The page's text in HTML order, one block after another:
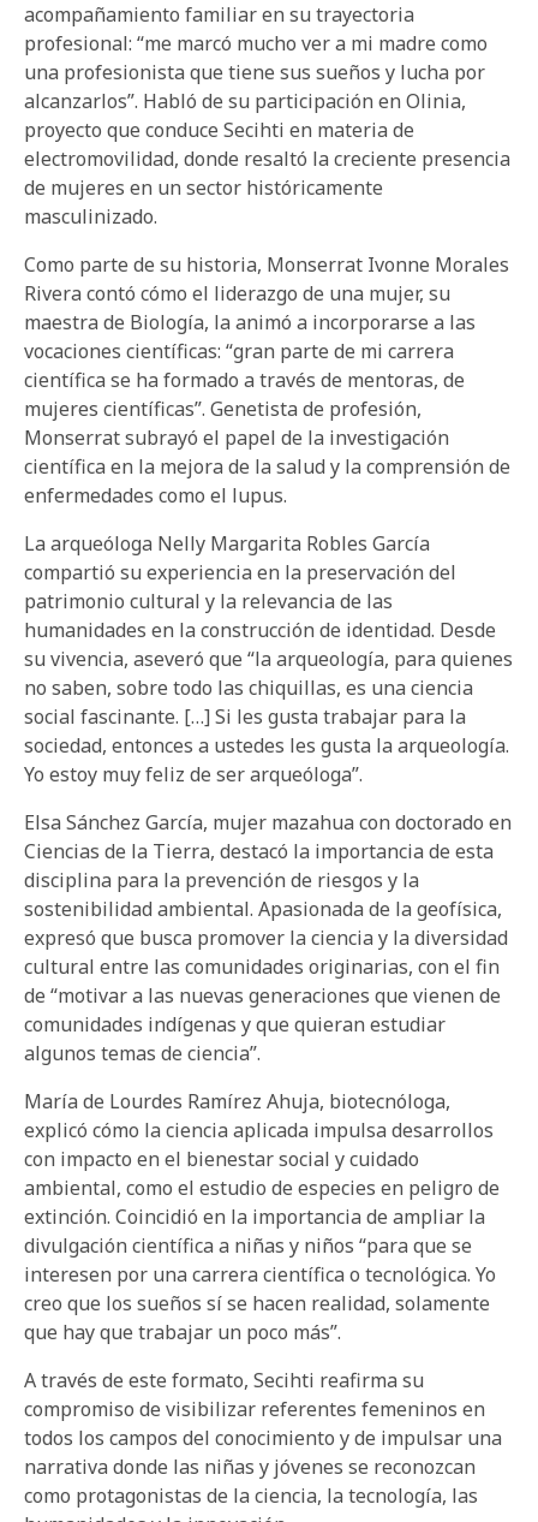
acompañamiento familiar en su trayectoria
profesional: “me marcó mucho ver a mi madre como
una profesionista que tiene sus sueños y lucha por
alcanzarlos”. Habló de su participación en Olinia,
proyecto que conduce Secihti en materia de
electromovilidad, donde resaltó la creciente presencia
de mujeres en un sector históricamente
masculinizado.
Como parte de su historia, Monserrat Ivonne Morales
Rivera contó cómo el liderazgo de una mujer, su
maestra de Biología, la animó a incorporarse a las
vocaciones científicas: “gran parte de mi carrera
científica se ha formado a través de mentoras, de
mujeres científicas”. Genetista de profesión,
Monserrat subrayó el papel de la investigación
científica en la mejora de la salud y la comprensión de
enfermedades como el lupus.
La arqueóloga Nelly Margarita Robles García
compartió su experiencia en la preservación del
patrimonio cultural y la relevancia de las
humanidades en la construcción de identidad. Desde
su vivencia, aseveró que “la arqueología, para quienes
no saben, sobre todo las chiquillas, es una ciencia
social fascinante. […] Si les gusta trabajar para la
sociedad, entonces a ustedes les gusta la arqueología.
Yo estoy muy feliz de ser arqueóloga”.
Elsa Sánchez García, mujer mazahua con doctorado en
Ciencias de la Tierra, destacó la importancia de esta
disciplina para la prevención de riesgos y la
sostenibilidad ambiental. Apasionada de la geofísica,
expresó que busca promover la ciencia y la diversidad
cultural entre las comunidades originarias, con el fin
de “motivar a las nuevas generaciones que vienen de
comunidades indígenas y que quieran estudiar
algunos temas de ciencia”.
María de Lourdes Ramírez Ahuja, biotecnóloga,
explicó cómo la ciencia aplicada impulsa desarrollos
con impacto en el bienestar social y cuidado
ambiental, como el estudio de especies en peligro de
extinción. Coincidió en la importancia de ampliar la
divulgación científica a niñas y niños “para que se
interesen por una carrera científica o tecnológica. Yo
creo que los sueños sí se hacen realidad, solamente
que hay que trabajar un poco más”.
A través de este formato, Secihti reafirma su
compromiso de visibilizar referentes femeninos en
todos los campos del conocimiento y de impulsar una
narrativa donde las niñas y jóvenes se reconozcan
como protagonistas de la ciencia, la tecnología, las